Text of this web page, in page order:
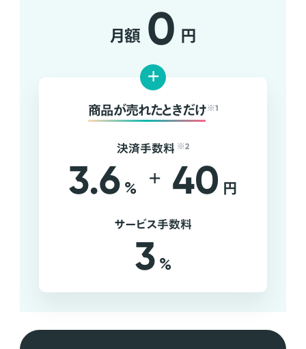
月額 0 円
+
商品が売れたときだけ ※1
決済手数料 ※2
3.6 % + 40 円
サービス手数料
3 %